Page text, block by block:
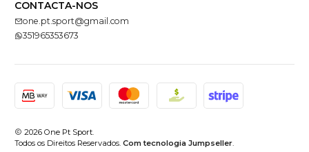
CONTACTA-NOS
one.pt.sport@gmail.com
351965353673
2026 One Pt Sport.
Todos os Direitos Reservados. Com tecnologia Jumpseller.